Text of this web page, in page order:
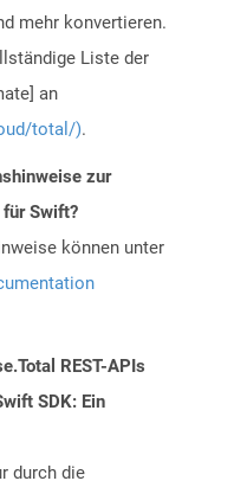
mehr konvertieren.
Liste der
an
total/).
zur
Swift?
können unter
REST-APIs
SDK: Ein
durch die